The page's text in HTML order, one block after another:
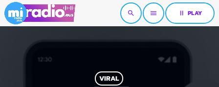
search menu pause PLAY
VIRAL